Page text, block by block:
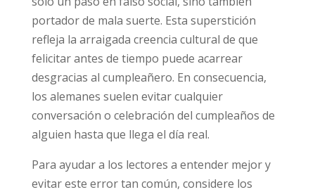
portador de mala suerte. Esta superstición
refleja la arraigada creencia cultural de que
felicitar antes de tiempo puede acarrear
desgracias al cumpleañero. En consecuencia,
los alemanes suelen evitar cualquier
conversación o celebración del cumpleaños de
alguien hasta que llega el día real.
Para ayudar a los lectores a entender mejor y
evitar este error tan común, considere los